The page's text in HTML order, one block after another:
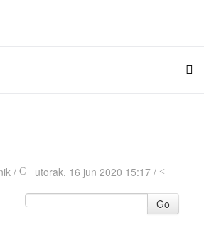
/
utorak, 16 jun 2020 15:17 /
Go